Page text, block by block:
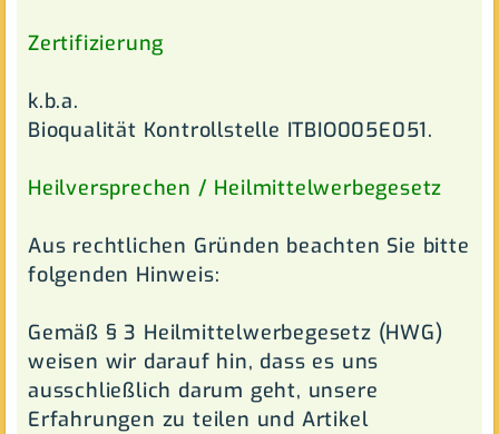
Zertifizierung
k.b.a.
Bioqualität Kontrollstelle ITBIO005E051.
Heilversprechen / Heilmittelwerbegesetz
Aus rechtlichen Gründen beachten Sie bitte
folgenden Hinweis:
Gemäß § 3 Heilmittelwerbegesetz (HWG)
weisen wir darauf hin, dass es uns
ausschließlich darum geht, unsere
Erfahrungen zu teilen und Artikel